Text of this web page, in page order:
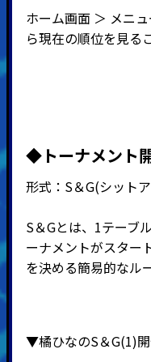
ホーム画面 ＞ メニ
ら現在の順位を見る
◆トーナメント
形式： S＆G(シット
S＆Gとは、1テーブ
ーナメントがスター
を決める簡易的なル
▼橘ひなのS＆G(1)